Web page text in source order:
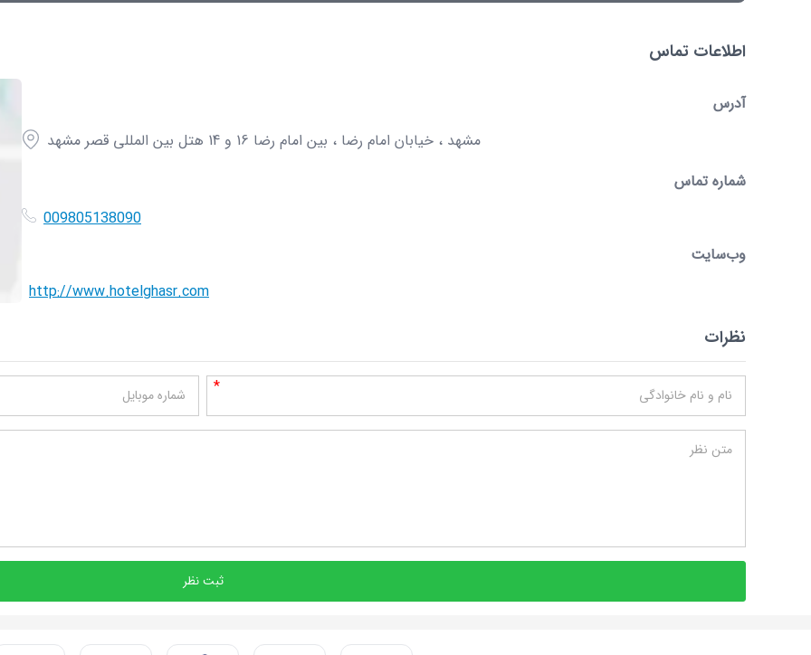
اطلاعات تماس
آدرس
مشهد ، خیابان امام رضا ، بین امام رضا 16 و 14 هتل بین المللی قصر مشهد
شماره تماس
009805138090
وب‌سایت
http://www.hotelghasr.com
نظرات
نام و نام خانوادگی * شماره موبایل
متن نظر
ثبت نظر